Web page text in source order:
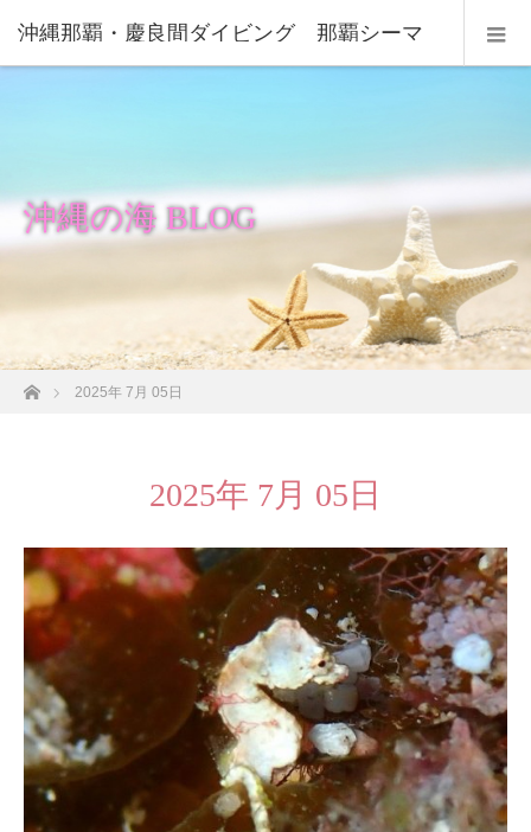
沖縄那覇・慶良間ダイビング 那覇シーマ
沖縄の海 BLOG
ホーム2025年 7月 05日
2025年 7月 05日